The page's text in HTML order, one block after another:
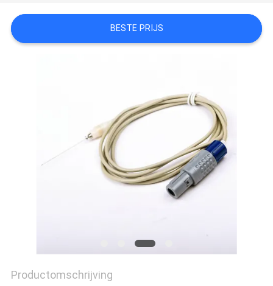
PRIVACY
POLICY
BESTE PRIJS
Productomschrijving